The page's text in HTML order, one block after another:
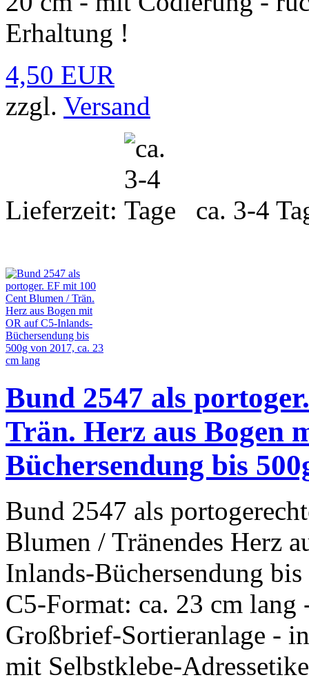
Erhaltung !
4,50 EUR
zzgl. Versand
Lieferzeit: ca. 3-4
Bund 2547 als
Trän. Herz aus Bogen
Büchersendung bis
Bund 2547 als
Blumen / Tränendes Herz
Inlands-Büchersendung
C5-Format: ca. 23 cm
Großbrief-Sortieranlage -
mit Selbstklebe-